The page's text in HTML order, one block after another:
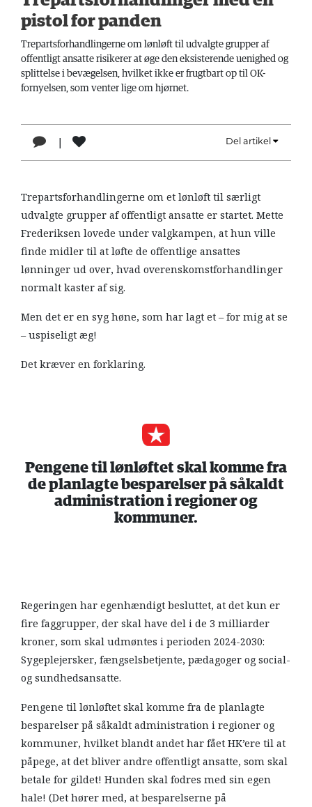
LÆSER
TIL
LÆSER
NAVNE
pistol for panden
Trepartsforhandlingerne om lønløft til udvalgte grupper af
offentligt ansatte risikerer at øge den eksisterende uenighed og
splittelse i bevægelsen, hvilket ikke er frugtbart op til OK-
fornyelsen, som venter lige om hjørnet.
| Del artikel
Trepartsforhandlingerne om et lønløft til særligt
udvalgte grupper af offentligt ansatte er startet. Mette
Frederiksen lovede under valgkampen, at hun ville
finde midler til at løfte de offentlige ansattes
lønninger ud over, hvad overenskomstforhandlinger
normalt kaster af sig.
Men det er en syg høne, som har lagt et – for mig at se
– uspiseligt æg!
Det kræver en forklaring.
Pengene til lønløftet skal komme fra
de planlagte besparelser på såkaldt
administration i regioner og
kommuner.
Regeringen har egenhændigt besluttet, at det kun er
fire faggrupper, der skal have del i de 3 milliarder
kroner, som skal udmøntes i perioden 2024-2030:
Sygeplejersker, fængselsbetjente, pædagoger og social-
og sundhedsansatte.
Pengene til lønløftet skal komme fra de planlagte
besparelser på såkaldt administration i regioner og
kommuner, hvilket blandt andet har fået HK’ere til at
påpege, at det bliver andre offentligt ansatte, som skal
betale for gildet! Hunden skal fodres med sin egen
hale! (Det hører med, at besparelserne på